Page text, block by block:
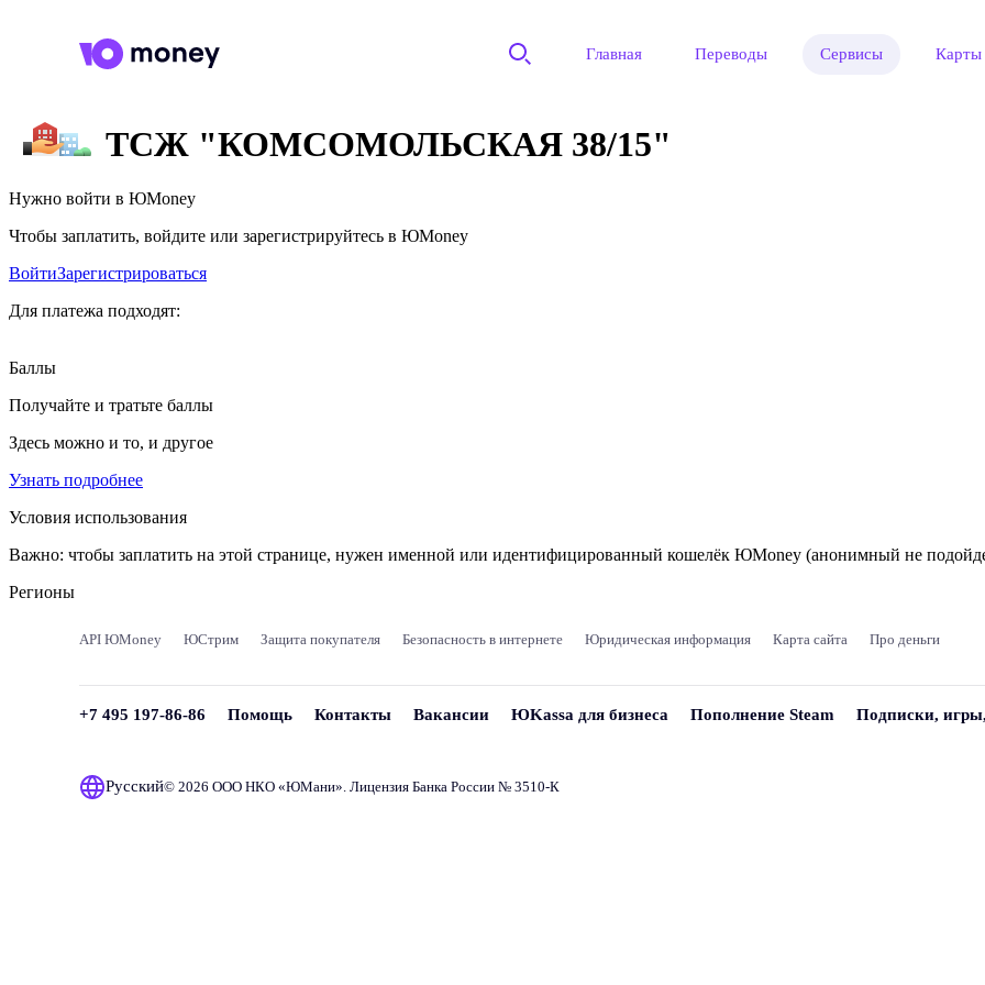
Главная Переводы Сервисы Карты
ТСЖ "КОМСОМОЛЬСКАЯ 38/15"
Нужно войти в ЮMoney
Чтобы заплатить, войдите или зарегистрируйтесь в ЮMoney
ВойтиЗарегистрироваться
Для платежа подходят:
Баллы
Получайте и тратьте баллы
Здесь можно и то, и другое
Узнать подробнее
Условия использования
Важно: чтобы заплатить на этой странице, нужен именной или идентифицированный кошелёк ЮMoney (анонимный не
Регионы
API ЮMoney ЮСтрим Защита покупателя Безопасность в интернете Юридическая информация Карта сайта Про деньги
+7 495 197-86-86 Помощь Контакты Вакансии ЮKassa для бизнеса Пополнение Steam Подписки,
Русский© 2026 ООО НКО «ЮМани». Лицензия Банка России № 3510‑К